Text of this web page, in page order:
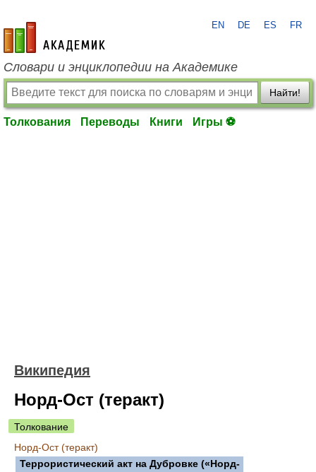
academic.ru
EN DE ES FR
Словари и энциклопедии на Академике
Найти!
Толкования Переводы Книги Игры ⚽
Википедия
Норд-Ост (теракт)
Толкование
Норд-Ост (теракт)
Террористический акт на Дубровке («Норд-